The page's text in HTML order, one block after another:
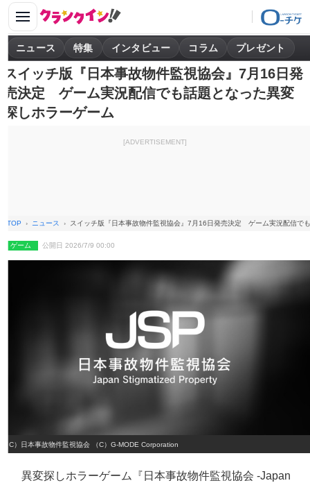
ニュース 特集 インタビュー コラム プレゼント
スイッチ版『日本事故物件監視協会』7月16日発
売決定 ゲーム実況配信でも話題となった異変
探しホラーゲーム
[ADVERTISEMENT]
TOP ニュース スイッチ版『日本事故物件監視協会』7月16日発売決定 ゲーム実況配信で
ゲーム 公開日 2026/7/9 00:00
（C）日本事故物件監視協会 （C）G-MODE Corporation
異変探しホラーゲーム『日本事故物件監視協会 ‐Japan